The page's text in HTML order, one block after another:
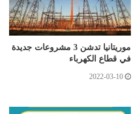
موريتانيا تدشن 3 مشروعات جديدة
في قطاع الكهرباء
2022-03-10